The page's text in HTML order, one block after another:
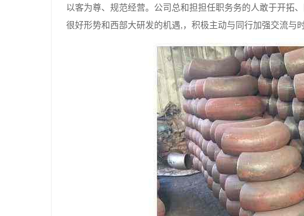
以客为尊、规范经营。公司总和担担任职务务的人敢于开拓
很好形势和西部大研发的机遇,，积极主动与同行加强交流与